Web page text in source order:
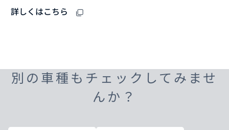
詳しくはこちら
別の車種もチェックしてみませ
んか？